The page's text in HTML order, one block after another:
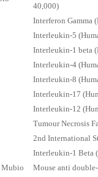
40,000)
Interferon Gamma
Interleukin-5
Interleukin-1 beta
Interleukin-4
Interleukin-8
Interleukin-17
Interleukin-12
Tumour Necrosis
2nd International
Interleukin-1 Beta
Mouse anti